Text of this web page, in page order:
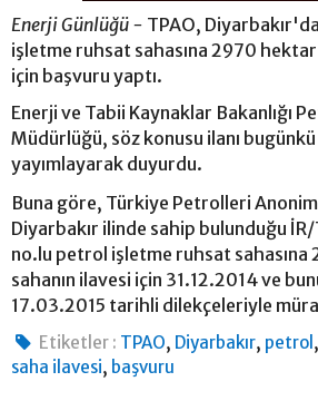
Enerji Günlüğü - TPAO,
işletme ruhsat sahasına 2970 hektar
için başvuru yaptı.
Enerji ve Tabii Kaynaklar Bakanlığı
Müdürlüğü, söz konusu ilanı
yayımlayarak duyurdu.
Buna göre, Türkiye Petrolleri Anonim
Diyarbakır ilinde sahip bulunduğu
no.lu petrol işletme ruhsat sahasına
sahanın ilavesi için 31.12.2014 ve
17.03.2015 tarihli dilekçeleriyle
Etiketler : TPAO, Diyarbakır, petrol ,
saha ilavesi, başvuru